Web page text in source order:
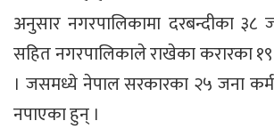
अनुसार नगरपालिकामा दरबन्दीका
सहित नगरपालिकाले राखेका करारका
। जसमध्ये नेपाल सरकारका २५ जना
नपाएका हुन् ।